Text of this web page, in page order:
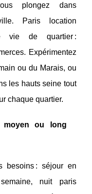
plongez dans
Paris location
vie de quartier :
Expérimentez
ou du Marais, ou
les hauts seine tout
chaque quartier.
moyen ou long
besoins : séjour en
nuit paris